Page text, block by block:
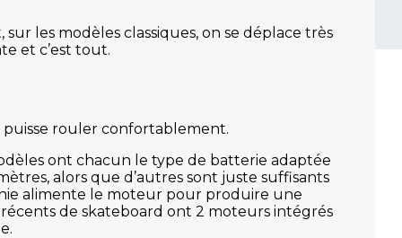
les modèles classiques, on se déplace très
et c’est tout.
puisse rouler confortablement.
ont chacun le type de batterie adaptée
alors que d’autres sont juste suffisants
alimente le moteur pour produire une
de skateboard ont 2 moteurs intégrés